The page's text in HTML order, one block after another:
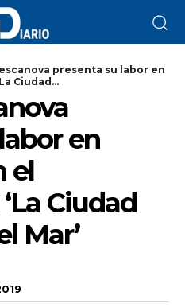
presenta su labor en
Ciudad...
en
el
Ciudad
Mar’